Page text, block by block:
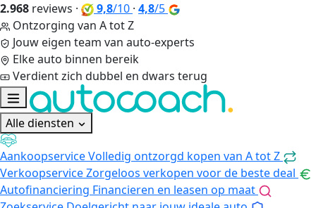
2.968 reviews · 9,8/10 · 4,8/5
Ontzorging van A tot Z
Jouw eigen team van auto-experts
Elke auto binnen bereik
Verdient zich dubbel en dwars terug
Alle diensten
AankoopserviceVolledig ontzorgd kopen van A tot Z
VerkoopserviceZorgeloos verkopen voor de beste deal
Autofinanciering Financieren en leasen op maat